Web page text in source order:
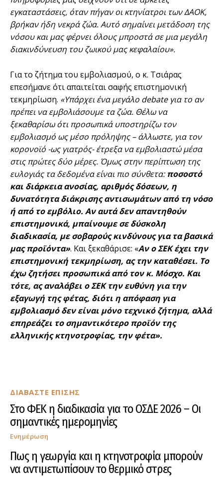
ΔΙΑΒΑΣΤΕ ΕΠΙΣΗΣ
Στο ΦΕΚ η διαδικασία για το ΟΣΔΕ 2026 – Οι
σημαντικές ημερομηνίες
Ενημέρωση
Πως η γεωργία και η κτηνοτροφία μπορούν
να αντιμετωπίσουν το θερμικό στρες
εγκαταστάσεις, όταν πήγαν οι κτηνίατροι των ΔΑΟΚ,
βρήκαν ήδη νεκρά ζώα. Αυτό σημαίνει μετάδοση της
νόσου και μας φέρνει όλους μπροστά σε μια μεγάλη
διακινδύνευση του ζωικού μας κεφαλαίου».
Για το ζήτημα του εμβολιασμού, ο κ. Τσιάρας
επεσήμανε ότι απαιτείται σαφής επιστημονική
τεκμηρίωση. «Υπάρχει ένα μεγάλο debateγια το αν
πρέπει να εμβολιάσουμε τα ζώα. Θέλω να
ξεκαθαρίσω ότι προσωπικά υποστηρίζω τον
εμβολιασμό ως μέσο πρόληψης – άλλωστε, για τον
κορονοϊό -ως γιατρός- έτρεξα να εμβολιαστώ μέσα
στις πρώτες δύο μέρες. Όμως στην περίπτωση της
ευλογιάς τα δεδομένα είναι πιο σύνθετα: ποσοστό
και διάρκεια ανοσίας, αριθμός δόσεων, η
δυνατότητα διάκρισης αντισωμάτων από τη νόσο
ή από το εμβόλιο. Αν αυτά δεν απαντηθούν
επιστημονικά, μπαίνουμε σε δύσκολη
διαδικασία, με σοβαρούς κινδύνους για τα βασικά
μας προϊόντα». Και ξεκαθάρισε: «Αν ο ΣΕΚ έχει την
επιστημονική τεκμηρίωση, ας την καταθέσει. Το
έχω ζητήσει προσωπικά από τον κ. Μόσχο. Και
τότε, ας αναλάβει ο ΣΕΚ την ευθύνη για την
εξαγωγή της φέτας, διότι η απόφαση για
εμβολιασμό δεν είναι μόνο τεχνικό ζήτημα, αλλά
επηρεάζει το σημαντικότερο προϊόν της
ελληνικής κτηνοτροφίας, την φέτα».